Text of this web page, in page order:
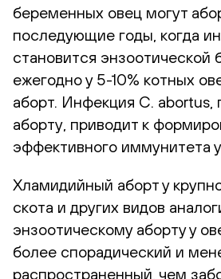
беременных овец могут
последующие годы, когда
становится энзоотической
ежегодно у 5-10% котных
аборт. Инфекция C. abortus,
аборту, приводит к
эффективного иммунитета
Хламидийный аборт у
скота и других видов
энзоотическому аборту у
более спорадический и
распространенный, чем